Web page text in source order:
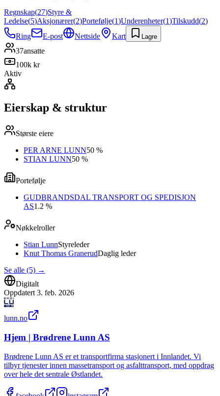
Regnskap(27)Styre &
Ledelse(5)Aksjonærer(2)Portefølje(1)Underenheter(1)Tilskudd(2)
Ring
E-post Nettside Kart Lagre
37ansatte
100k kr
Aktiv
Eierskap & struktur
Største eiere
PER ARNE LUNN50 %
STIAN LUNN50 %
Portefølje
GUDBRANDSDAL TRANSPORT OG SPEDISJON
AS1.2 %
Nøkkelroller
Stian LunnStyreleder
Knut Thomas GranerudDaglig leder
Se alle (5) →
Digitalt
Oppdatert 3. feb. 2026
lunn.no
Hjem | Brødrene Lunn AS
Brødrene Lunn AS er et transportfirma stasjonert i Innlandet. Vi
tilbyr tjenester innen massetransport og asfalttransport, med oppdrag
over hele det sentrale Østlandet.